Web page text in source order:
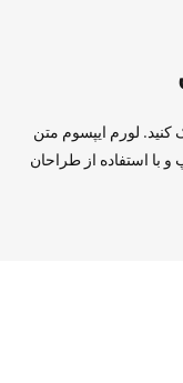
کنید. لورم ایپسوم متن
با استفاده از طراحان